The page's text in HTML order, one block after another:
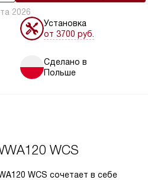
2026
Установка
от 3700 руб.
Сделано в
Польше
WCS
WCS сочетает в себе